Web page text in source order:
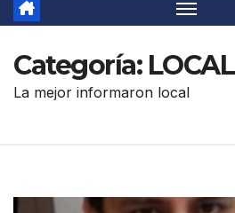
Categoría: LOCAL
La mejor informaron local